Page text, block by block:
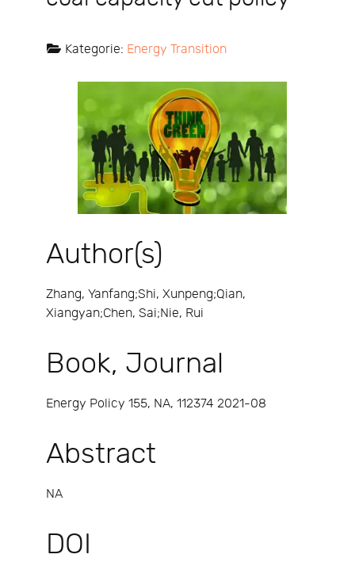
Kategorie: Energy Transition
Author(s)
Zhang, Yanfang;Shi, Xunpeng;Qian,
Xiangyan;Chen, Sai;Nie, Rui
Book, Journal
Energy Policy 155, NA, 112374 2021-08
Abstract
NA
DOI